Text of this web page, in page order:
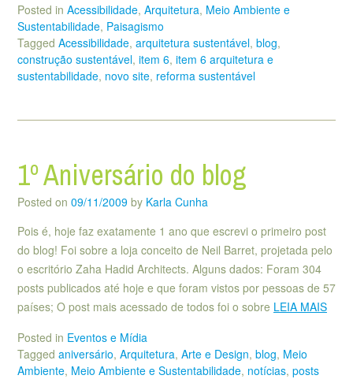
Posted in Acessibilidade, Arquitetura, Meio Ambiente e
Sustentabilidade, Paisagismo
Tagged Acessibilidade, arquitetura sustentável, blog,
construção sustentável, item 6, item 6 arquitetura e
sustentabilidade, novo site, reforma sustentável
1º Aniversário do blog
Posted on 09/11/2009 by Karla Cunha
Pois é, hoje faz exatamente 1 ano que escrevi o primeiro post
do blog! Foi sobre a loja conceito de Neil Barret, projetada pelo
o escritório Zaha Hadid Architects. Alguns dados: Foram 304
posts publicados até hoje e que foram vistos por pessoas de 57
países; O post mais acessado de todos foi o sobre LEIA MAIS
Posted in Eventos e Mídia
Tagged aniversário, Arquitetura, Arte e Design, blog, Meio
Ambiente, Meio Ambiente e Sustentabilidade, notícias, posts